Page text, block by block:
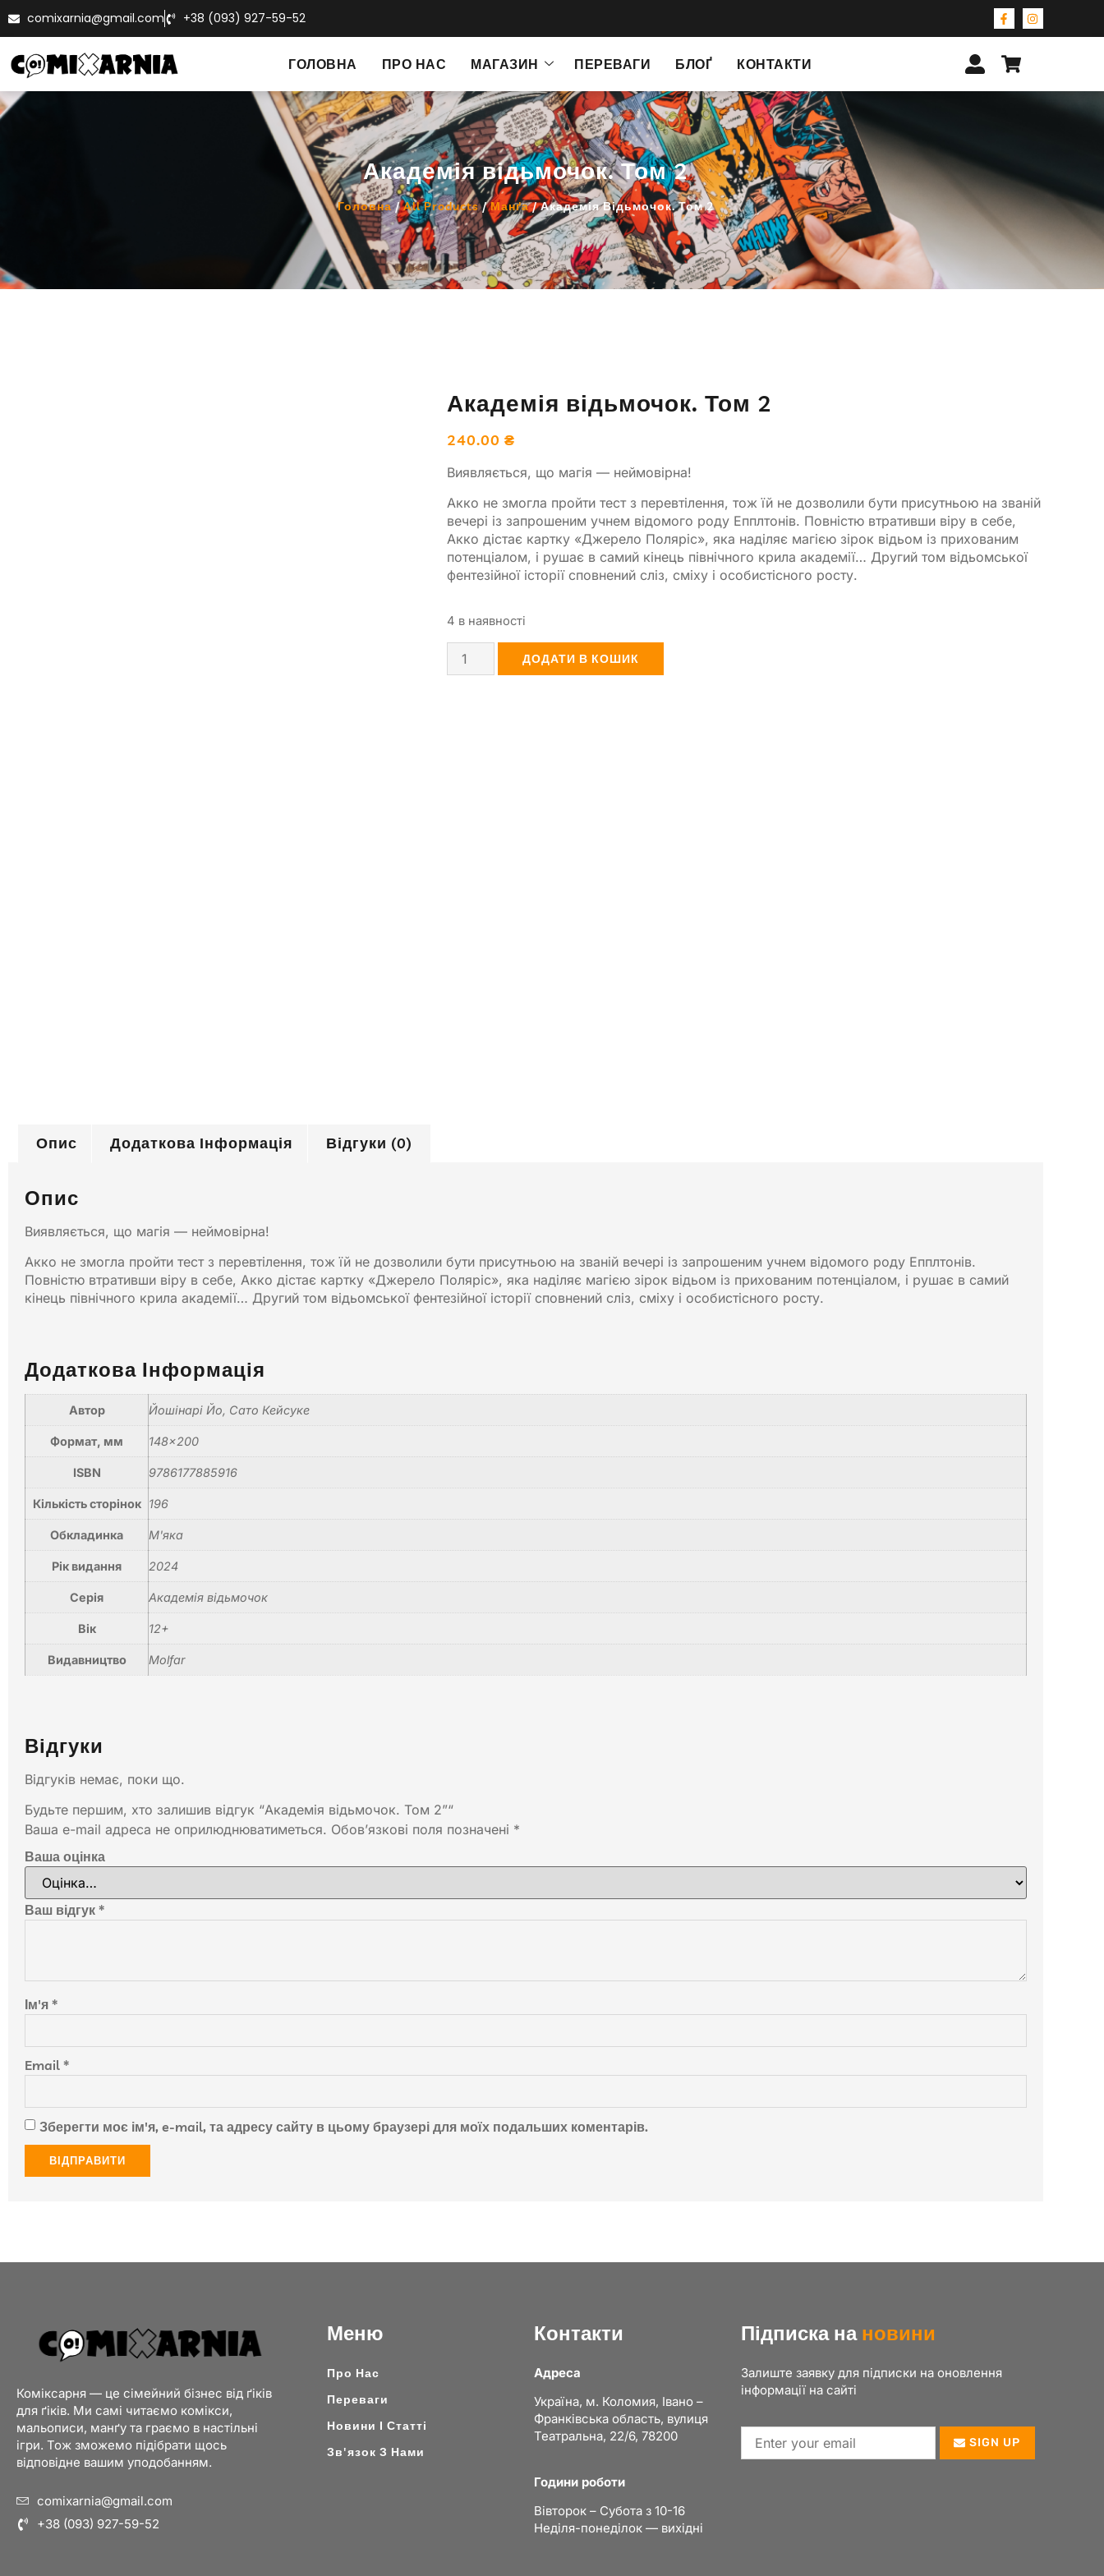
comixarnia@gmail.com +38 (093) 927-59-52
ГОЛОВНА ПРО НАС МАГАЗИН ПЕРЕВАГИ БЛОҐ КОНТАКТИ
Академія відьмочок. Том 2
Головна/All Products/Манґа/ Академія Відьмочок. Том 2
Академія відьмочок. Том 2
240.00₴
Виявляється, що магія — неймовірна!
Акко не змогла пройти тест з перевтілення, тож їй не дозволили бути присутньою на званій
вечері із запрошеним учнем відомого роду Епплтонів. Повністю втративши віру в себе,
Акко дістає картку «Джерело Поляріс», яка наділяє магією зірок відьом із прихованим
потенціалом, і рушає в самий кінець північного крила академії… Другий том відьомської
фентезійної історії сповнений сліз, сміху і особистісного росту.
4 в наявності
ДОДАТИ В КОШИК
Опис Додаткова Інформація Відгуки (0)
Опис
Виявляється, що магія — неймовірна!
Акко не змогла пройти тест з перевтілення, тож їй не дозволили бути присутньою на званій вечері із запрошеним учнем відомого роду Епплтонів.
Повністю втративши віру в себе, Акко дістає картку «Джерело Поляріс», яка наділяє магією зірок відьом із прихованим потенціалом, і рушає в самий
кінець північного крила академії… Другий том відьомської фентезійної історії сповнений сліз, сміху і особистісного росту.
Додаткова Інформація
Автор Йошінарі Йо, Сато Кейсуке
Формат, мм 148×200
ISBN 9786177885916
Кількість сторінок 196
Обкладинка М'яка
Рік видання 2024
Серія Академія відьмочок
Вік 12+
Видавництво Molfar
Відгуки
Відгуків немає, поки що.
Будьте першим, хто залишив відгук “Академія відьмочок. Том 2”“
Ваша e-mail адреса не оприлюднюватиметься. Обов’язкові поля позначені *
Ваша оцінка
Ваш відгук *
Ім'я *
Email *
Зберегти моє ім'я, e-mail, та адресу сайту в цьому браузері для моїх подальших коментарів.
Коміксарня — це сімейний бізнес від ґіків
для ґіків. Ми самі читаємо комікси,
мальописи, манґу та граємо в настільні
ігри. Тож зможемо підібрати щось
відповідне вашим уподобанням.
comixarnia@gmail.com
+38 (093) 927-59-52
Меню
Про Нас
Переваги
Новини І Статті
Зв'язок З Нами
Контакти
Адреса
Україна, м. Коломия, Івано –
Франківська область, вулиця
Театральна, 22/6, 78200
Години роботи
Вівторок – Субота з 10-16
Неділя-понеділок — вихідні
Підписка на новини
Залиште заявку для підписки на оновлення
інформації на сайті
SIGN UP